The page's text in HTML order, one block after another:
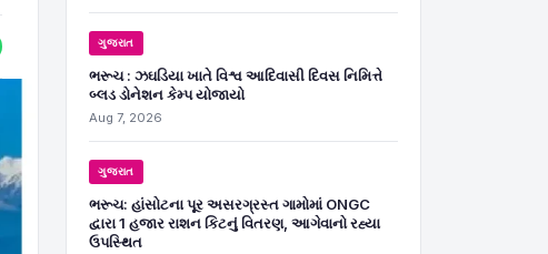
ગુજરાત
ભરૂચ : ઝઘડિયા ખાતે વિશ્વ આદિવાસી દિવસ નિમિત્તે
બ્લડ ડોનેશન કેમ્પ યોજાયો
Aug 7, 2026
ગુજરાત
ભરૂચ: હાંસોટના પૂર અસરગ્રસ્ત ગામોમાં ONGC
દ્વારા 1 હજાર રાશન કિટનું વિતરણ, આગેવાનો રહ્યા
ઉપસ્થિત